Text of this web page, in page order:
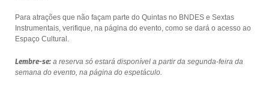
Para atrações que não façam parte do Quintas no BNDES e Sextas
Instrumentais, verifique, na página do evento, como se dará o acesso ao
Espaço Cultural.
Lembre-se:a reserva só estará disponível a partir da segunda-feira da
semana do evento, na página do espetáculo.